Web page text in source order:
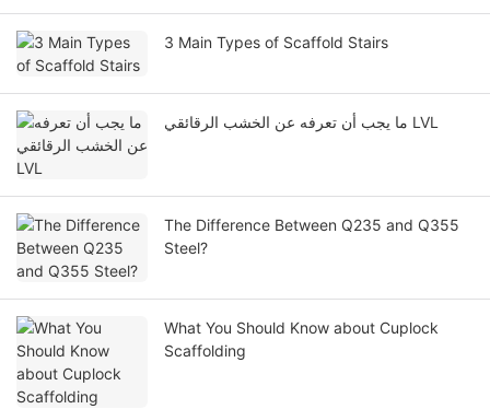
3 Main Types of Scaffold Stairs
ما يجب أن تعرفه عن الخشب الرقائقي LVL
The Difference Between Q235 and Q355
Steel?
What You Should Know about Cuplock
Scaffolding